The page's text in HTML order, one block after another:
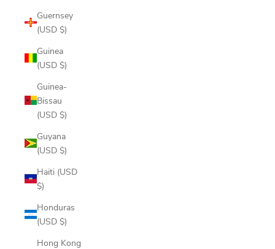
Guernsey
(USD $)
Guinea
(USD $)
Guinea-
Bissau
(USD $)
Guyana
(USD $)
Haiti (USD
$)
Honduras
(USD $)
Hong Kong